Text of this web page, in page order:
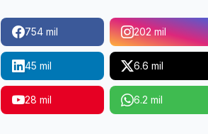
754 mil 202 mil
45 mil 6.6 mil
28 mil 6.2 mil